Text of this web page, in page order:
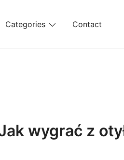
Categories Contact
wygrać z